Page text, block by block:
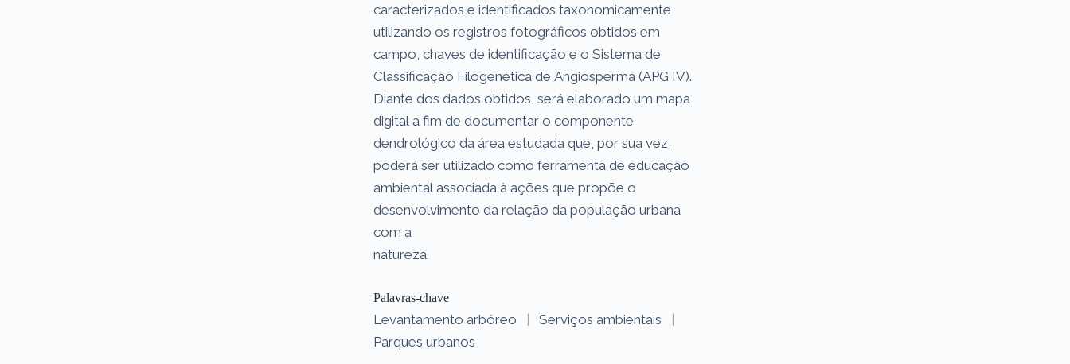
caracterizados e identificados taxonomicamente
utilizando os registros fotográficos obtidos em
campo, chaves de identificação e o Sistema de
Classificação Filogenética de Angiosperma (APG IV).
Diante dos dados obtidos, será elaborado um mapa
digital a fim de documentar o componente
dendrológico da área estudada que, por sua vez,
poderá ser utilizado como ferramenta de educação
ambiental associada à ações que propõe o
desenvolvimento da relação da população urbana
com a
natureza.
Palavras-chave
Levantamento arbóreo | Serviços ambientais
|
Parques urbanos